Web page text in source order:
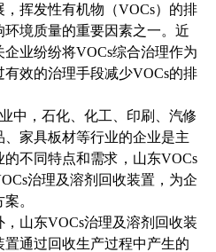
挥发性有机物（VOCs）的排
境质量的重要因素之一。近
业纷纷将VOCs综合治理作为
效的治理手段减少VOCs的排
中，石化、化工、印刷、汽修
家具板材等行业的企业是主
不同特点和需求，山东VOCs
治理及溶剂回收装置，为企
。
山东VOCs治理及溶剂回收装
通过回收生产过程中产生的